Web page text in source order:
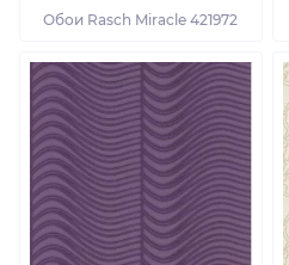
Обои Rasch Miracle 421972